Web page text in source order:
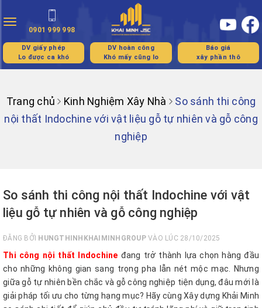
Toggle
navigation
0901 999 998
DV giấy phép
Lo được ca khó
DV hoàn công
Khó mấy cũng lo
Báo giá
xây phần thô
Trang chủ Kinh Nghiệm Xây Nhà
So sánh thi công
nội thất Indochine với vật liệu gỗ tự nhiên và gỗ công
nghiệp
So sánh thi công nội thất Indochine với vật
liệu gỗ tự nhiên và gỗ công nghiệp
ĐĂNG BỞI HUNGTHINHKHAIMINHGROUPVÀO LÚC 28/10/2025
Thi công nội thất Indochine đang trở thành lựa chọn hàng đầu
cho những không gian sang trọng pha lẫn nét mộc mạc. Nhưng
giữa gỗ tự nhiên bền chắc và gỗ công nghiệp tiện dụng, đâu mới là
giải pháp tối ưu cho từng hạng mục? Hãy cùng Xây dựng Khải Minh